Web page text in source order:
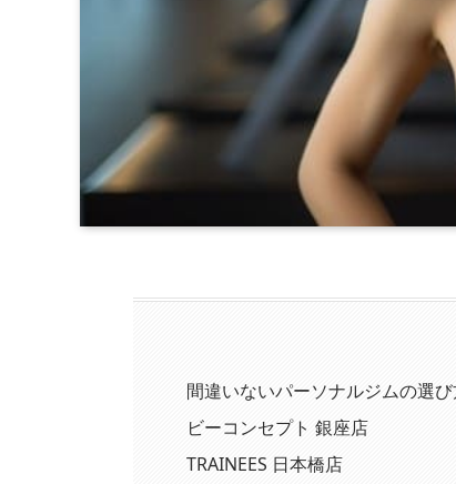
間違いないパーソナルジムの選び
ビーコンセプト 銀座店
TRAINEES 日本橋店